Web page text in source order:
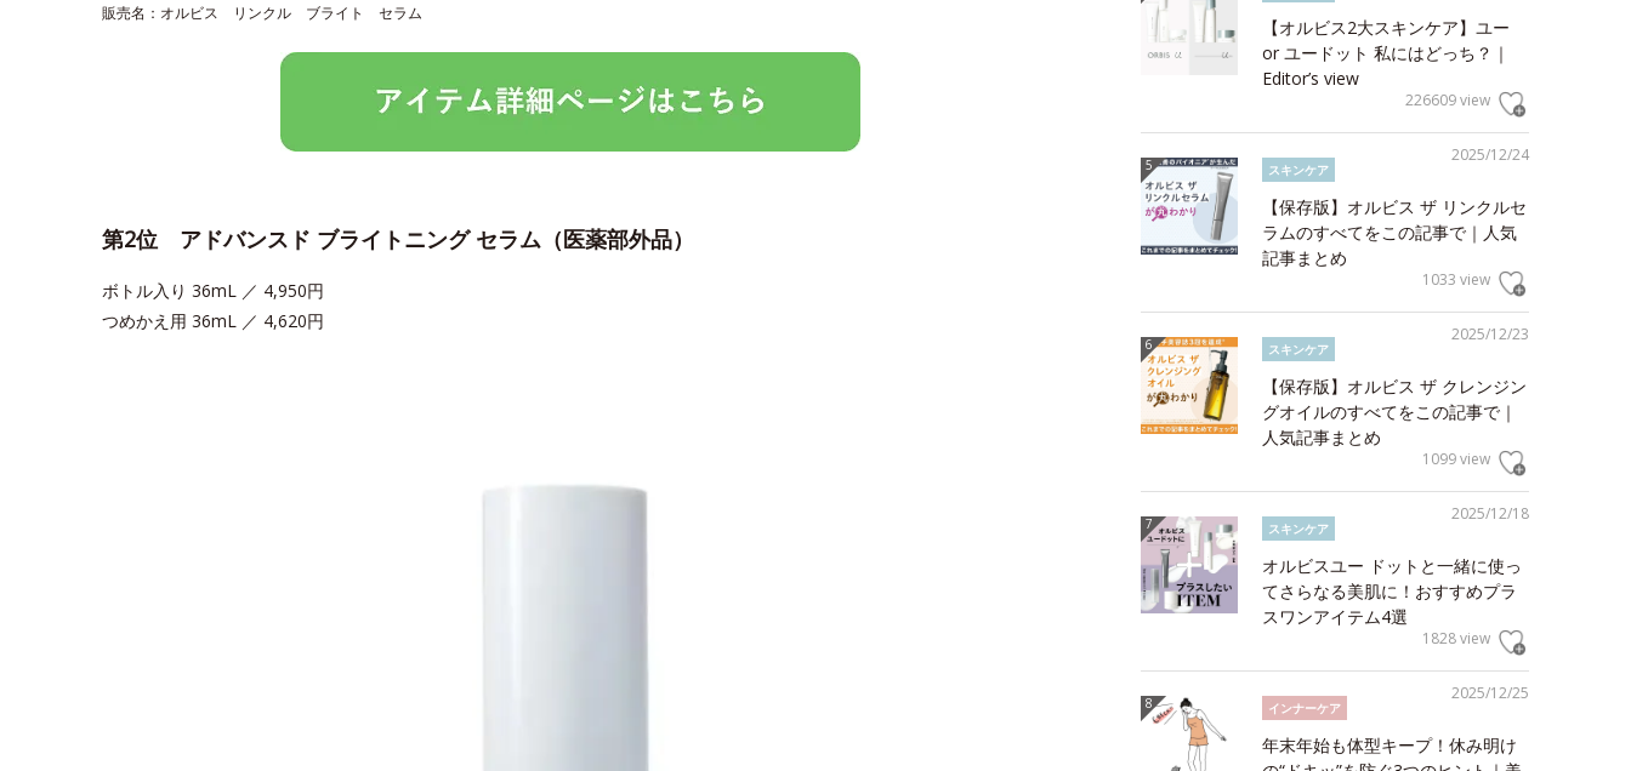
販売名：オルビス リンクル ブライト セラム
第2位 アドバンスド ブライトニング セラム（医薬部外品）
ボトル入り 36mL ／ 4,950円
つめかえ用 36mL ／ 4,620円
【オルビス2大スキンケア】ユー
or ユードット 私にはどっち？｜
Editor’s view
226609 view
2025/12/24
スキンケア
【保存版】オルビス ザ リンクルセ
ラムのすべてをこの記事で｜人気
記事まとめ
1033 view
2025/12/23
スキンケア
【保存版】オルビス ザ クレンジン
グオイルのすべてをこの記事で｜
人気記事まとめ
1099 view
2025/12/18
スキンケア
オルビスユー ドットと一緒に使っ
てさらなる美肌に！おすすめプラ
スワンアイテム4選
1828 view
2025/12/25
インナーケア
年末年始も体型キープ！休み明け